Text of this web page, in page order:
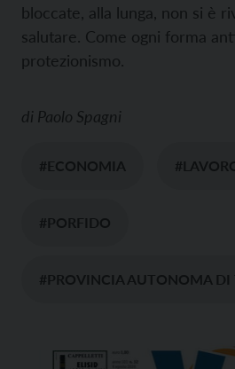
bloccate, alla lunga, non si è
salutare. Come ogni forma
protezionismo.
di Paolo Spagni
#ECONOMIA
#PORFIDO
#PROVINCIA AUTONOMA DI